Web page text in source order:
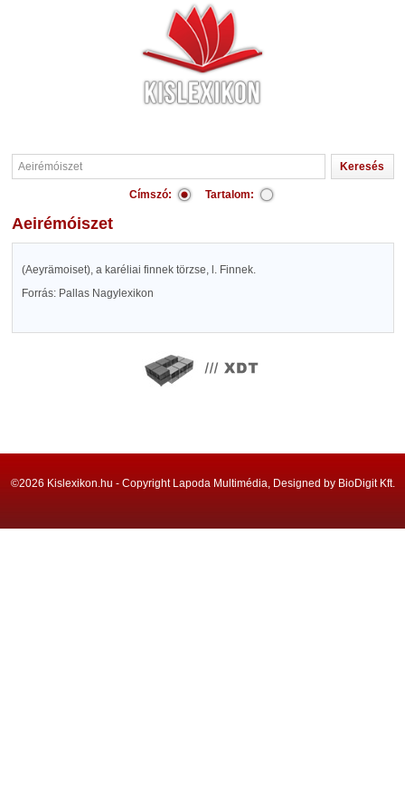
Címszó: Tartalom:
Aeirémóiszet
(Aeyrämoiset), a karéliai finnek törzse, l. Finnek.
Forrás: Pallas Nagylexikon
©2026 Kislexikon.hu - Copyright Lapoda Multimédia, Designed by BioDigit Kft.